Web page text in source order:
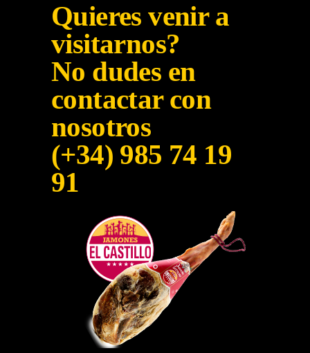
Quieres venir a
visitarnos?
No dudes en
contactar con
nosotros
(+34) 985 74 19
91